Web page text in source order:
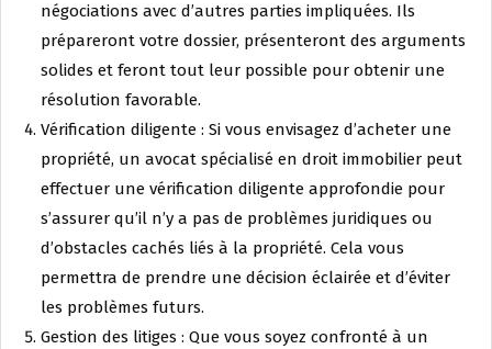
négociations avec d’autres parties impliquées. Ils
prépareront votre dossier, présenteront des arguments
solides et feront tout leur possible pour obtenir une
résolution favorable.
Vérification diligente : Si vous envisagez d’acheter une
propriété, un avocat spécialisé en droit immobilier peut
effectuer une vérification diligente approfondie pour
s’assurer qu’il n’y a pas de problèmes juridiques ou
d’obstacles cachés liés à la propriété. Cela vous
permettra de prendre une décision éclairée et d’éviter
les problèmes futurs.
Gestion des litiges : Que vous soyez confronté à un